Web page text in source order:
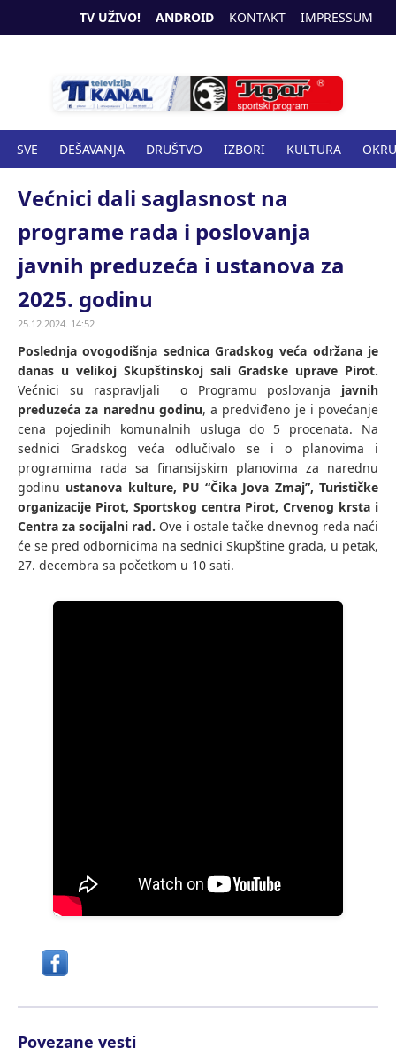
TV UŽIVO! ANDROID KONTAKT IMPRESSUM
SVE DEŠAVANJA DRUŠTVO IZBORI KULTURA
SPORT ZANIMLJIVOSTI
Većnici dali saglasnost na
programe rada i poslovanja
javnih preduzeća i ustanova za
2025. godinu
25.12.2024. 14:52
Poslednja ovogodišnja sednica Gradskog veća održana je
danas u velikoj Skupštinskoj sali Gradske uprave Pirot.
Većnici su raspravljali o Programu poslovanja javnih
preduzeća za narednu godinu, a predviđeno je i povećanje
cena pojedinih komunalnih usluga do 5 procenata. Na
sednici Gradskog veća odlučivalo se i o planovima i
programima rada sa finansijskim planovima za narednu
godinu ustanova kulture, PU “Čika Jova Zmaj”, Turističke
organizacije Pirot, Sportskog centra Pirot, Crvenog krsta i
Centra za socijalni rad. Ove i ostale tačke dnevnog reda naći
će se pred odbornicima na sednici Skupštine grada, u petak,
27. decembra sa početkom u 10 sati.
Povezane vesti